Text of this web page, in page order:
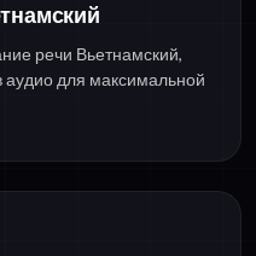
речи Вьетнамский,
для максимальной